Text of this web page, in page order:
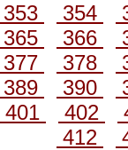
353 354
365 366
377 378
389 390
401 402
412